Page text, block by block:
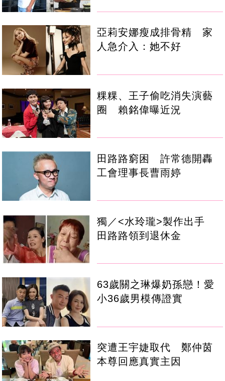
亞莉安娜瘦成排骨精 家
人急介入：她不好
粿粿、王子偷吃消失演藝
圈 賴銘偉曝近況
田路路窮困 許常德開轟
工會理事長曹雨婷
獨／<水玲瓏>製作出手
田路路領到退休金
63歲關之琳爆奶孫戀！愛
小36歲男模傳證實
突遭王宇婕取代 鄭仲茵
本尊回應真實主因